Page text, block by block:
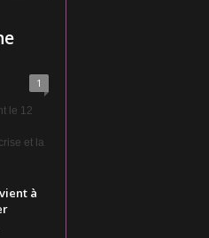
1
le 12
et la
à